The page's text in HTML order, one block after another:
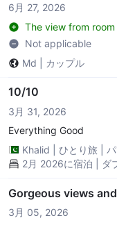
6月 27, 2026
The view from room
Not applicable
Md
カップル
10/10
3月 31, 2026
Everything Good
Khalid
ひとり旅
2月 2026に宿泊 | ダ
Gorgeous views
3月 05, 2026